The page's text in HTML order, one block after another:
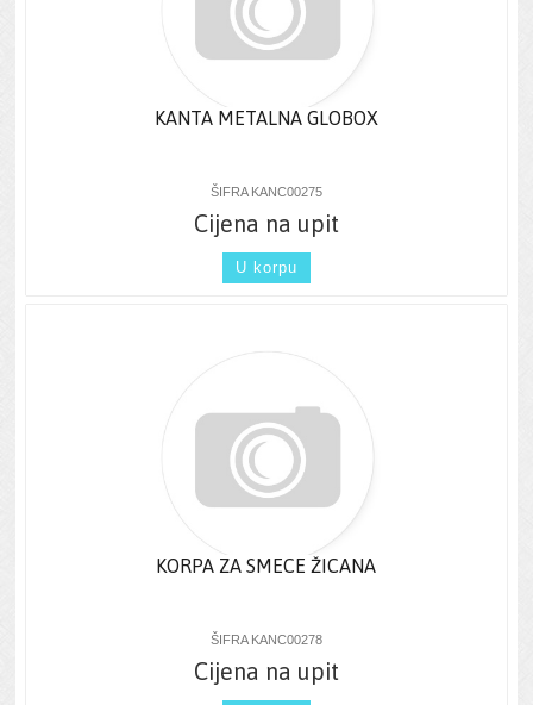
KANTA METALNA GLOBOX
ŠIFRA KANC00275
Cijena na upit
U korpu
KORPA ZA SMECE ŽICANA
ŠIFRA KANC00278
Cijena na upit